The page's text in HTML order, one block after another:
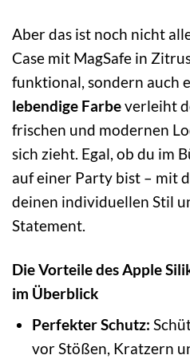
Aber das ist noch nicht
Case mit MagSafe in
funktional, sondern auch
lebendige Farbeverleiht
frischen und modernen
sich zieht. Egal, ob du im
auf einer Party bist – mit
deinen individuellen Stil
Statement.
Die Vorteile des Apple
im Überblick
Perfekter Schutz:
vor Stößen, Kratzern